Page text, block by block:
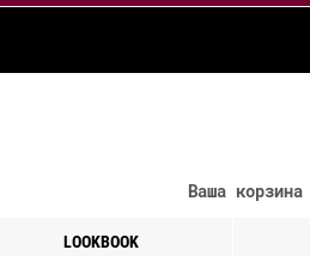
Ваша корзина
LOOKBOOK